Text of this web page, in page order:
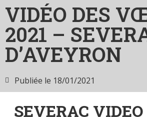
VIDÉO DES
2021 –
D’AVEYRON
Publiée le 18/01/2021
SEVERAC VIDEO